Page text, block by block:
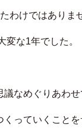
わけではありま
な1年でした。
なめぐりあわせ
っていくことを